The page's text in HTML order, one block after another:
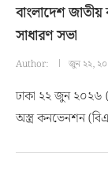
বাংলাদেশ
সাধারণ সভা
Author: জুন ২২,
ঢাকা ২২ জুন ২০২৬
অস্ত্র কনভেনশন